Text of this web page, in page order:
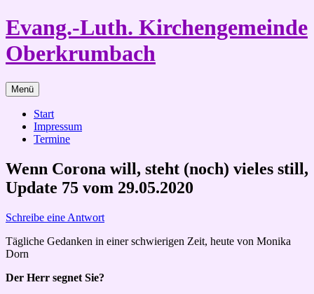
Zum
Inhalt
springen
Evang.-Luth. Kirchengemeinde
Oberkrumbach
Menü
Start
Impressum
Termine
Wenn Corona will, steht (noch) vieles still,
Update 75 vom 29.05.2020
Schreibe eine Antwort
Tägliche Gedanken in einer schwierigen Zeit, heute von Monika
Dorn
Der Herr segnet Sie?